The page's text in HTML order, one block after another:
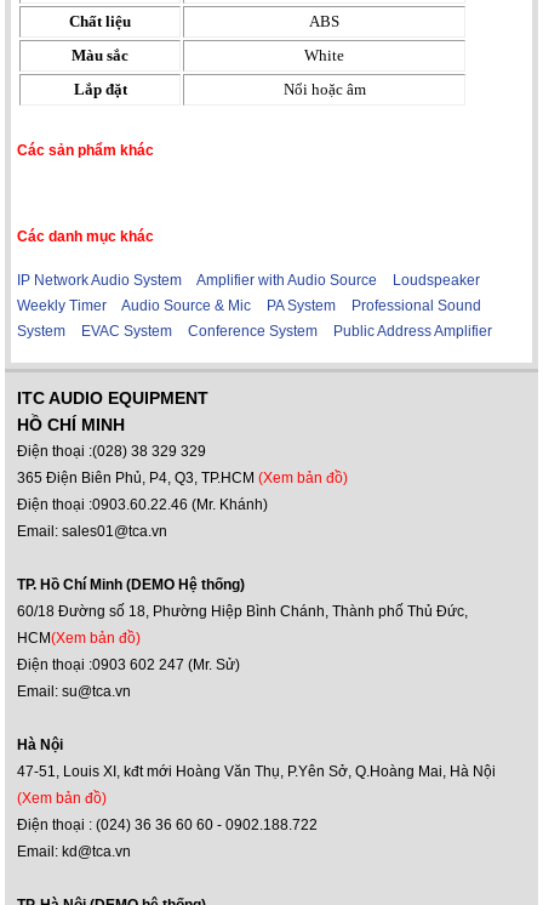
Chất liệu
ABS
Màu sắc
White
Lắp đặt
Nổi hoặc âm
Các sản phẩm khác
Các danh mục khác
IP Network Audio System Amplifier with Audio Source
Loudspeaker
Weekly Timer
Audio Source & Mic PA System
Professional Sound
System
EVAC System Conference System Public Address Amplifier
ITC AUDIO EQUIPMENT
HỒ CHÍ MINH
Điện thoại :(028) 38 329 329
365 Điện Biên Phủ, P4, Q3, TP.HCM(Xem bản đồ)
Điện thoại :0903.60.22.46 (Mr. Khánh)
Email: sales01@tca.vn
TP. Hồ Chí Minh (DEMO Hệ thống)
60/18 Đường số 18, Phường Hiệp Bình Chánh, Thành phố Thủ Đức,
HCM(Xem bản đồ)
Điện thoại :0903 602 247 (Mr. Sử)
Email: su@tca.vn
Hà Nội
47-51, Louis XI, kđt mới Hoàng Văn Thụ, P.Yên Sở, Q.Hoàng Mai, Hà Nội
(Xem bản đồ)
Điện thoại : (024) 36 36 60 60 - 0902.188.722
Email: kd@tca.vn